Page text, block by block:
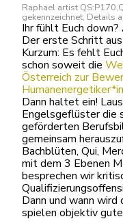
Raphael artist
gekennzeichnet, Details
Ihr fühlt Euch
Der erste Schritt
Kurzum: Es fehlt
schon soweit die
Österreich zur
Dann haltet ein!
Engelsgeflüster die
geförderten
gemeinsam
Bachblüten, Qui,
mit dem 3 Ebenen
besprechen wir
Dann und wann wird
spielen objektiv